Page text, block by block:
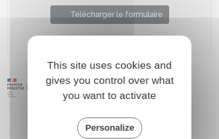
Télécharger le formulaire
This site uses cookies and
gives you control over what
you want to activate
Personalize